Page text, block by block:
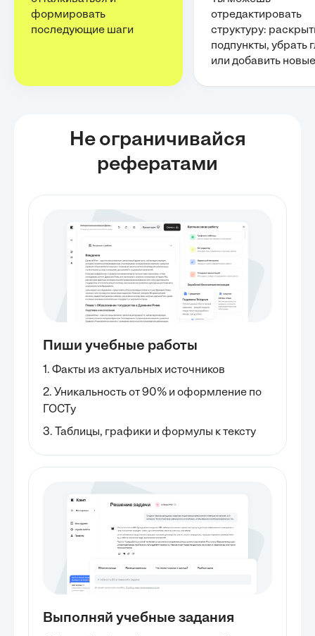
формировать
последующие шаги
отредактировать
структуру:
подпункты, убрать
или добавить новые
Не ограничивайся
рефератами
Пиши учебные работы
1. Факты из актуальных источников
2. Уникальность от 90% и оформление по
ГОСТу
3. Таблицы, графики и формулы к тексту
Выполняй учебные задания